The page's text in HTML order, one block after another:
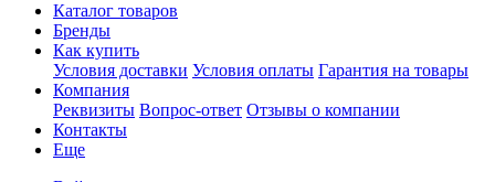
Каталог товаров
Бренды
Как купить
Условия доставки Условия оплаты Гарантия на товары
Компания
Реквизиты Вопрос-ответ Отзывы о компании
Контакты
Еще